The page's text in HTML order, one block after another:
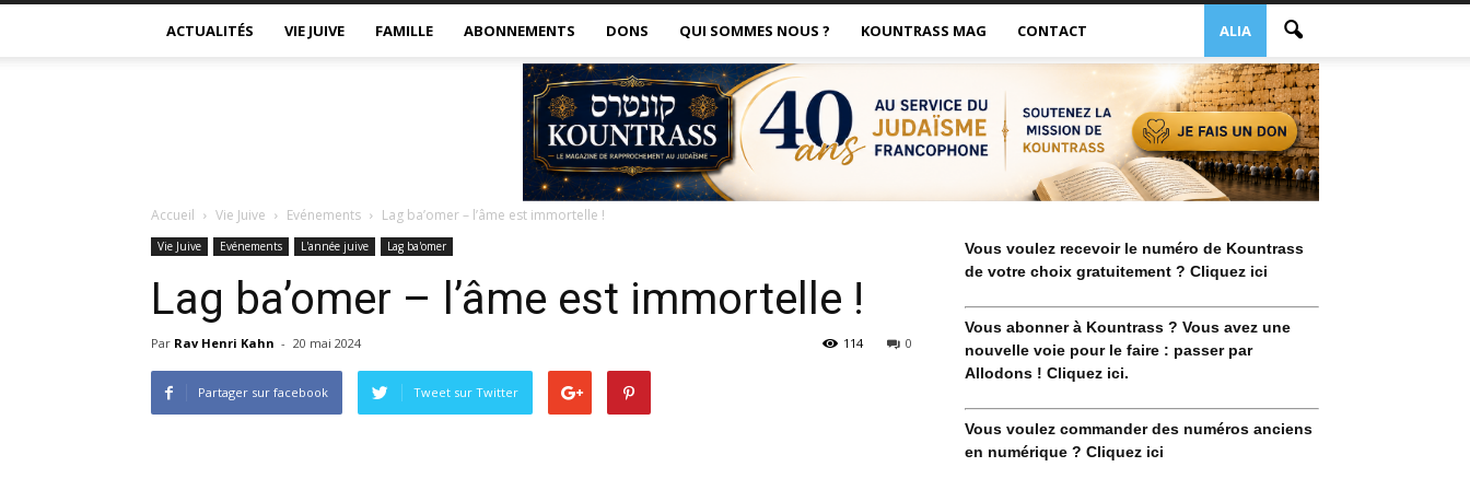
ACTUALITÉS VIE JUIVE FAMILLE ABONNEMENTS DONS ALIA
QUI SOMMES NOUS ? KOUNTRASS MAG CONTACT
Accueil Vie Juive Evénements Lag ba’omer – l’âme est immortelle !
Vie Juive Evénements L'année juive Lag ba'omer
Lag ba’omer – l’âme est immortelle !
Par Rav Henri Kahn - 20 mai 2024 0
114
Partager sur facebook Tweet sur Twitter
Vous voulez recevoir le numéro de Kountrass
de votre choix gratuitement ? Cliquez ici
Vous abonner à Kountrass ? Vous avez une
nouvelle voie pour le faire : passer par
Allodons ! Cliquez ici.
Vous voulez commander des numéros anciens
en numérique ? Cliquez ici